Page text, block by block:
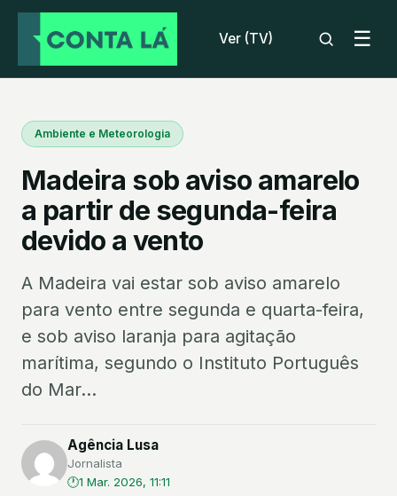
Ver (TV) ☰
Ambiente e Meteorologia
Madeira sob aviso amarelo
a partir de segunda-feira
devido a vento
A Madeira vai estar sob aviso amarelo
para vento entre segunda e quarta-feira,
e sob aviso laranja para agitação
marítima, segundo o Instituto Português
do Mar...
Agência Lusa
Jornalista
1 Mar. 2026, 11:11